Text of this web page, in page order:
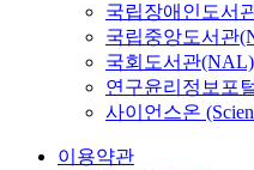
국립장애인도서
국립중앙도서관
국회도서관(NAL)
연구윤리정보포
사이언스온
이용약관